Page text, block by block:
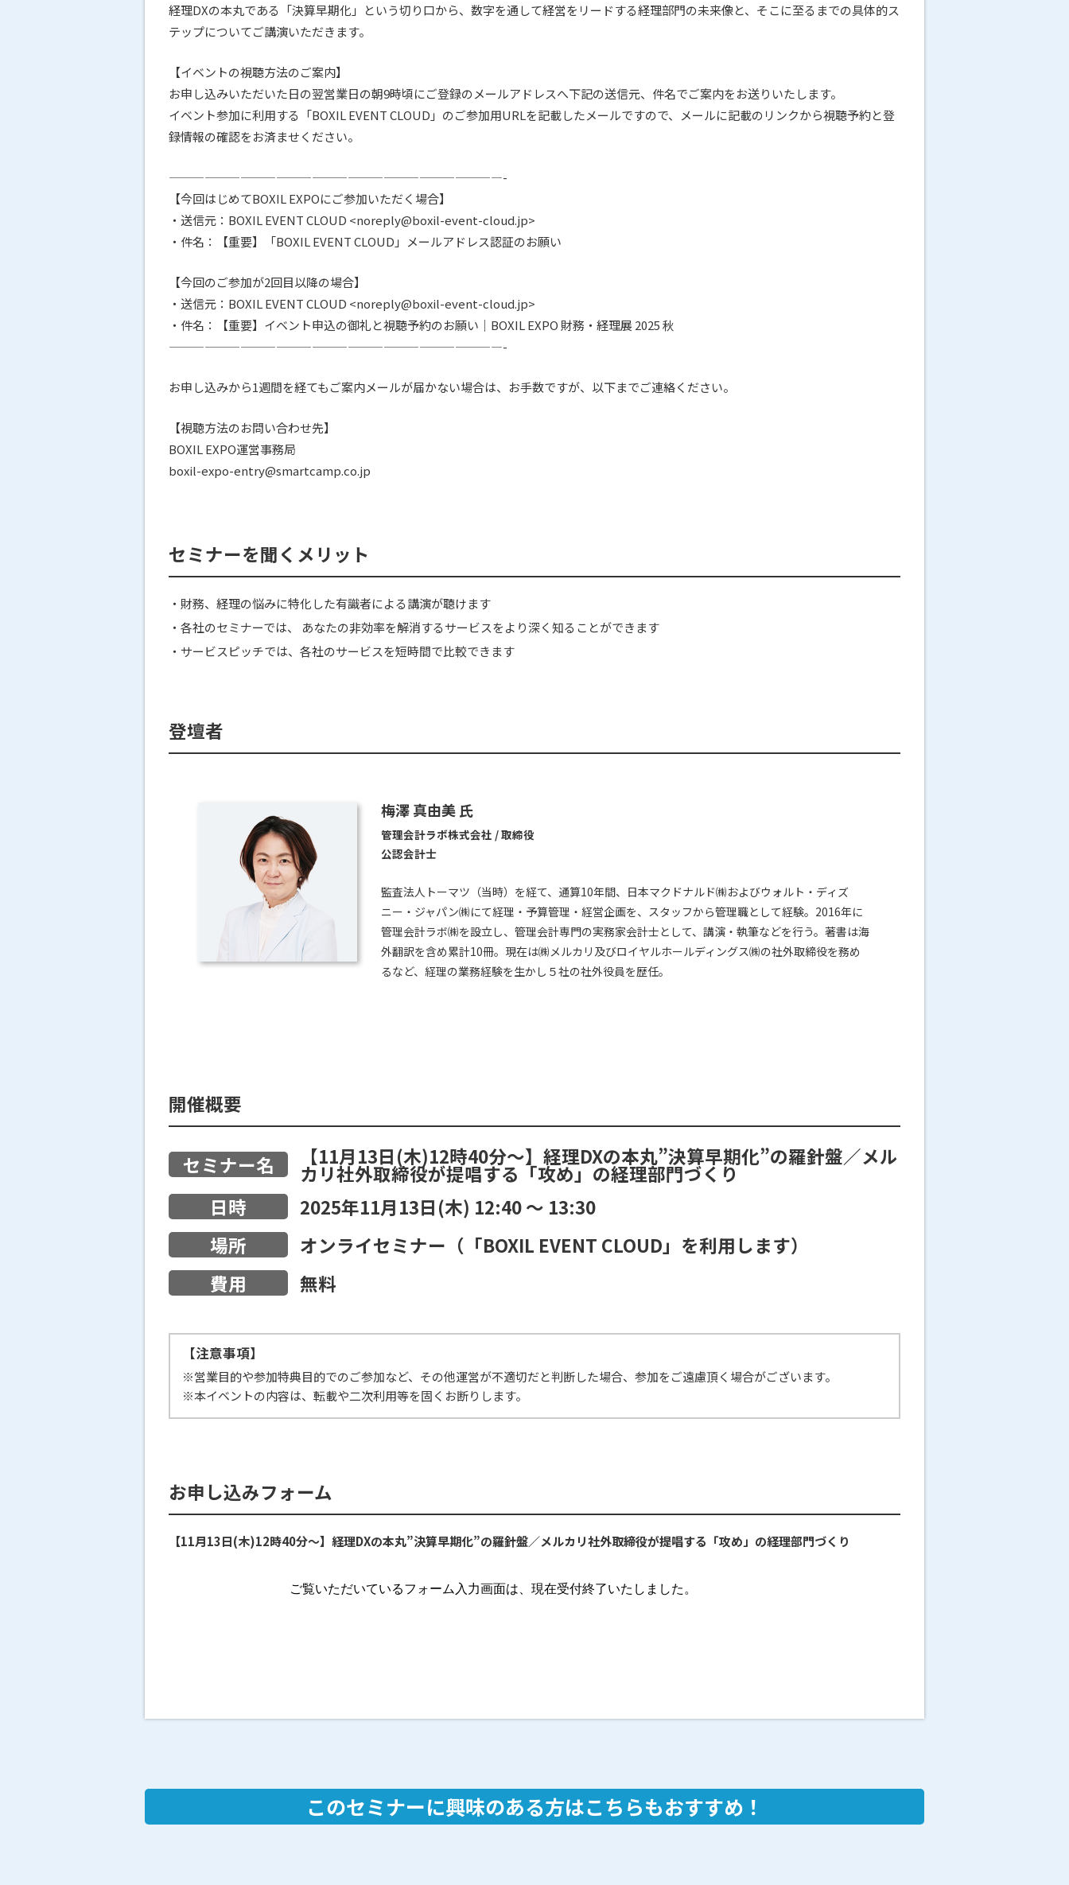
経理DXの本丸である「決算早期化」という切り口から、数字を通して経営をリードする経理部門の未来像と、そこに至るまでの具体的ス
テップについてご講演いただきます。
【イベントの視聴方法のご案内】
お申し込みいただいた日の翌営業日の朝9時頃にご登録のメールアドレスへ下記の送信元、件名でご案内をお送りいたします。
イベント参加に利用する「BOXIL EVENT CLOUD」のご参加用URLを記載したメールですので、メールに記載のリンクから視聴予約と登
録情報の確認をお済ませください。
————————————————————————————-
【今回はじめてBOXIL EXPOにご参加いただく場合】
・送信元：BOXIL EVENT CLOUD <noreply@boxil-event-cloud.jp>
・件名：【重要】「BOXIL EVENT CLOUD」メールアドレス認証のお願い
【今回のご参加が2回目以降の場合】
・送信元：BOXIL EVENT CLOUD <noreply@boxil-event-cloud.jp>
・件名：【重要】イベント申込の御礼と視聴予約のお願い｜BOXIL EXPO 財務・経理展 2025 秋
————————————————————————————-
お申し込みから1週間を経てもご案内メールが届かない場合は、お手数ですが、以下までご連絡ください。
【視聴方法のお問い合わせ先】
BOXIL EXPO運営事務局
boxil-expo-entry@smartcamp.co.jp
セミナーを聞くメリット
・財務、経理の悩みに特化した有識者による講演が聴けます
・各社のセミナーでは、 あなたの非効率を解消するサービスをより深く知ることができます
・サービスピッチでは、各社のサービスを短時間で比較できます
登壇者
梅澤 真由美 氏
管理会計ラボ株式会社 / 取締役
公認会計士
監査法人トーマツ（当時）を経て、通算10年間、日本マクドナルド㈱およびウォルト・ディズ
ニー・ジャパン㈱にて経理・予算管理・経営企画を、スタッフから管理職として経験。2016年に
管理会計ラボ㈱を設立し、管理会計専門の実務家会計士として、講演・執筆などを行う。著書は海
外翻訳を含め累計10冊。現在は㈱メルカリ及びロイヤルホールディングス㈱の社外取締役を務め
るなど、経理の業務経験を生かし５社の社外役員を歴任。
開催概要
セミナー名 【11月13日(木)12時40分～】経理DXの本丸”決算早期化”の羅針盤／メル
カリ社外取締役が提唱する「攻め」の経理部門づくり
日時
2025年11月13日(木) 12:40〜 13:30
場所
オンライセミナー（「BOXIL EVENT CLOUD」を利用します）
費用
無料
【注意事項】
※営業目的や参加特典目的でのご参加など、その他運営が不適切だと判断した場合、参加をご遠慮頂く場合がございます。
※本イベントの内容は、転載や二次利用等を固くお断りします。
お申し込みフォーム
【11月13日(木)12時40分～】経理DXの本丸”決算早期化”の羅針盤／メルカリ社外取締役が提唱する「攻め」の経理部門づくり
このセミナーに興味のある方はこちらもおすすめ！